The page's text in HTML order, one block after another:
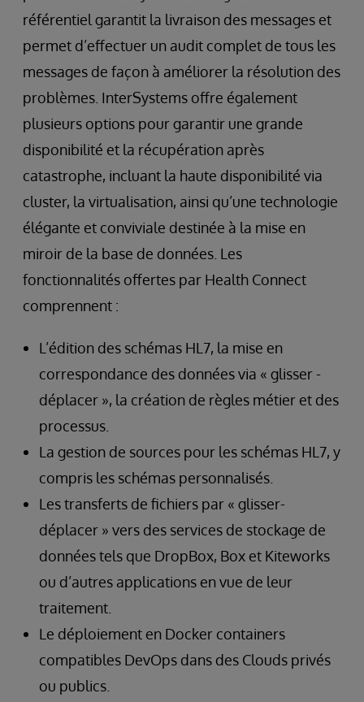
référentiel garantit la livraison des messages et
permet d’effectuer un audit complet de tous les
messages de façon à améliorer la résolution des
problèmes. InterSystems offre également
plusieurs options pour garantir une grande
disponibilité et la récupération après
catastrophe, incluant la haute disponibilité via
cluster, la virtualisation, ainsi qu’une technologie
élégante et conviviale destinée à la mise en
miroir de la base de données. Les
fonctionnalités offertes par Health Connect
comprennent :
L’édition des schémas HL7, la mise en
correspondance des données via « glisser -
déplacer », la création de règles métier et des
processus.
La gestion de sources pour les schémas HL7, y
compris les schémas personnalisés.
Les transferts de fichiers par « glisser-
déplacer » vers des services de stockage de
données tels que DropBox, Box et Kiteworks
ou d’autres applications en vue de leur
traitement.
Le déploiement en Docker containers
compatibles DevOps dans des Clouds privés
ou publics.